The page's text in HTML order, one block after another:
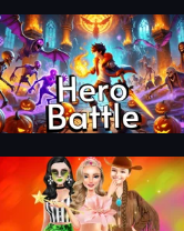
Battle - Fantasy Arena